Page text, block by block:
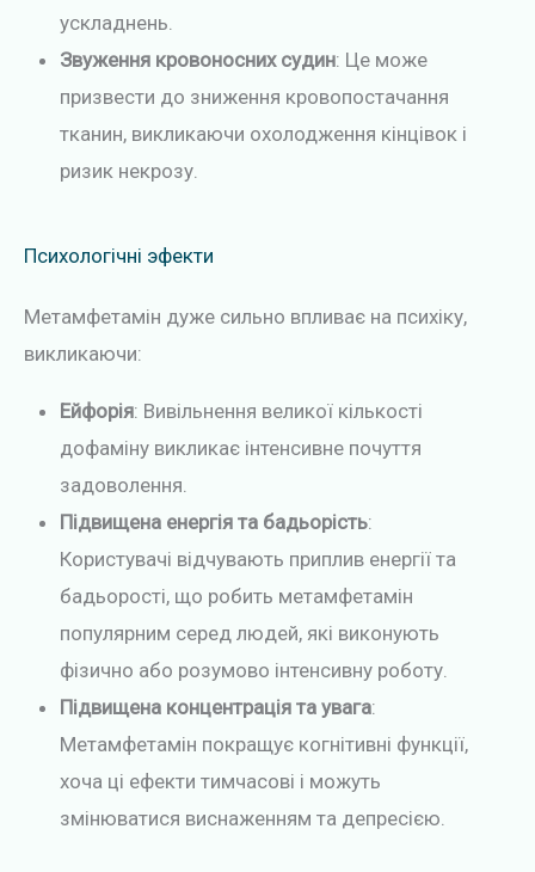
ускладнень.
Звуження кровоносних судин: Це може
призвести до зниження кровопостачання
тканин, викликаючи охолодження кінцівок і
ризик некрозу.
Психологічні эфекти
Метамфетамін дуже сильно впливає на психіку,
викликаючи:
Ейфорія: Вивільнення великої кількості
дофаміну викликає інтенсивне почуття
задоволення.
Підвищена енергія та бадьорість:
Користувачі відчувають приплив енергії та
бадьорості, що робить метамфетамін
популярним серед людей, які виконують
фізично або розумово інтенсивну роботу.
Підвищена концентрація та увага:
Метамфетамін покращує когнітивні функції,
хоча ці ефекти тимчасові і можуть
змінюватися виснаженням та депресією.